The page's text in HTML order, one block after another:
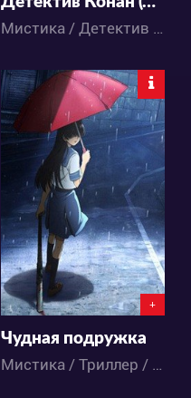
Мистика / Детектив / Комедия / Приключения / Сёнэн / Аниме
13207
5 6
+
Чудная подружка
Мистика / Триллер / Экшен / Детектив / Драма / Сёнэн / Школа / Аниме